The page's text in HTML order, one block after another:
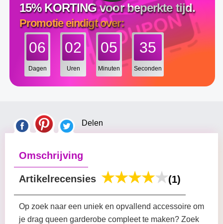
15% KORTING voor beperkte tijd.
Promotie eindigt over:
06
Dagen
02
Uren
05
Minuten
34
Seconden
Delen
Omschrijving
Artikelrecensies (1)
Op zoek naar een uniek en opvallend accessoire om
je drag queen garderobe compleet te maken? Zoek